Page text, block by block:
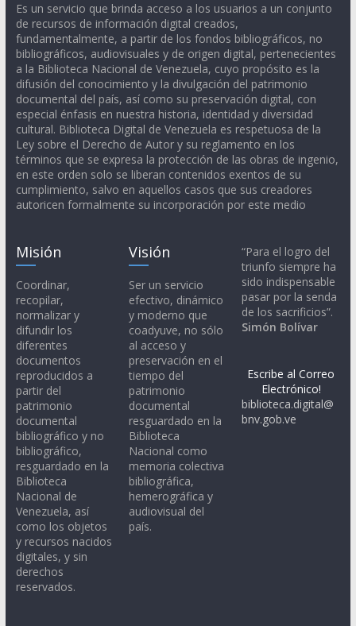
Es un servicio que brinda acceso a los usuarios a un conjunto
de recursos de información digital creados,
fundamentalmente, a partir de los fondos bibliográficos, no
bibliográficos, audiovisuales y de origen digital, pertenecientes
a la Biblioteca Nacional de Venezuela, cuyo propósito es la
difusión del conocimiento y la divulgación del patrimonio
documental del país, así como su preservación digital, con
especial énfasis en nuestra historia, identidad y diversidad
cultural. Biblioteca Digital de Venezuela es respetuosa de la
Ley sobre el Derecho de Autor y su reglamento en los
términos que se expresa la protección de las obras de ingenio,
en este orden solo se liberan contenidos exentos de su
cumplimiento, salvo en aquellos casos que sus creadores
autoricen formalmente su incorporación por este medio
Misión
Coordinar,
recopilar,
normalizar y
difundir los
diferentes
documentos
reproducidos a
partir del
patrimonio
documental
bibliográfico y no
bibliográfico,
resguardado en la
Biblioteca
Nacional de
Venezuela, así
como los objetos
y recursos nacidos
digitales, y sin
derechos
reservados.
Visión
Ser un servicio
efectivo, dinámico
y moderno que
coadyuve, no sólo
al acceso y
preservación en el
tiempo del
patrimonio
documental
resguardado en la
Biblioteca
Nacional como
memoria colectiva
bibliográfica,
hemerográfica y
audiovisual del
país.
“Para el logro del
triunfo siempre ha
sido indispensable
pasar por la senda
de los sacrificios”.
Simón Bolívar
Escribe al Correo
Electrónico!
biblioteca.digital@
bnv.gob.ve